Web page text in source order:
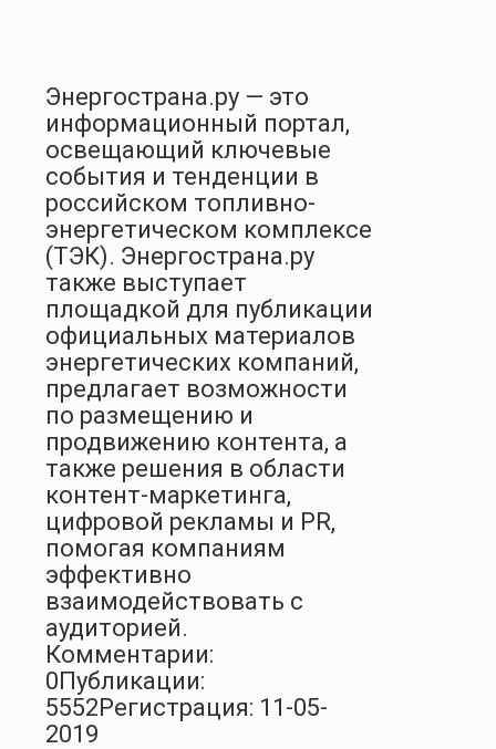
Энергострана.ру — это
информационный портал,
освещающий ключевые
события и тенденции в
российском топливно-
энергетическом комплексе
(ТЭК). Энергострана.ру
также выступает
площадкой для публикации
официальных материалов
энергетических компаний,
предлагает возможности
по размещению и
продвижению контента, а
также решения в области
контент-маркетинга,
цифровой рекламы и PR,
помогая компаниям
эффективно
взаимодействовать с
аудиторией.
Комментарии:
0Публикации:
5552Регистрация: 11-05-
2019